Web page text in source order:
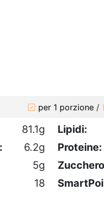
per 1 porzione /
81.1g Lipidi:
6.2g Proteine:
5g
18